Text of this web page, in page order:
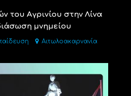
του Αγρινίου στην Λίνα
μνημείου
Αιτωλοακαρνανία